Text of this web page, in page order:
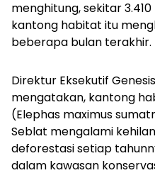
menghitung, sekitar
kantong habitat itu
beberapa bulan terakhir.
Direktur Eksekutif
mengatakan, kantong
(Elephas maximus
Seblat mengalami
deforestasi setiap
dalam kawasan